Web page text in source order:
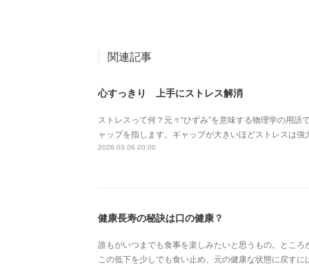
関連記事
心すっきり 上手にストレス解消
ストレスって何？元々“ひずみ”を意味する物理学の用
ャップを指します。ギャップが大きいほどストレスは強
2026.03.06 00:00
健康長寿の秘訣は口の健康？
誰もがいつまでも食事を楽しみたいと思うもの。とこ
この低下を少しでも食い止め、元の健康な状態に戻す